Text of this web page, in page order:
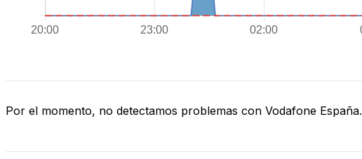
Por el momento, no detectamos problemas con Vodafone España.